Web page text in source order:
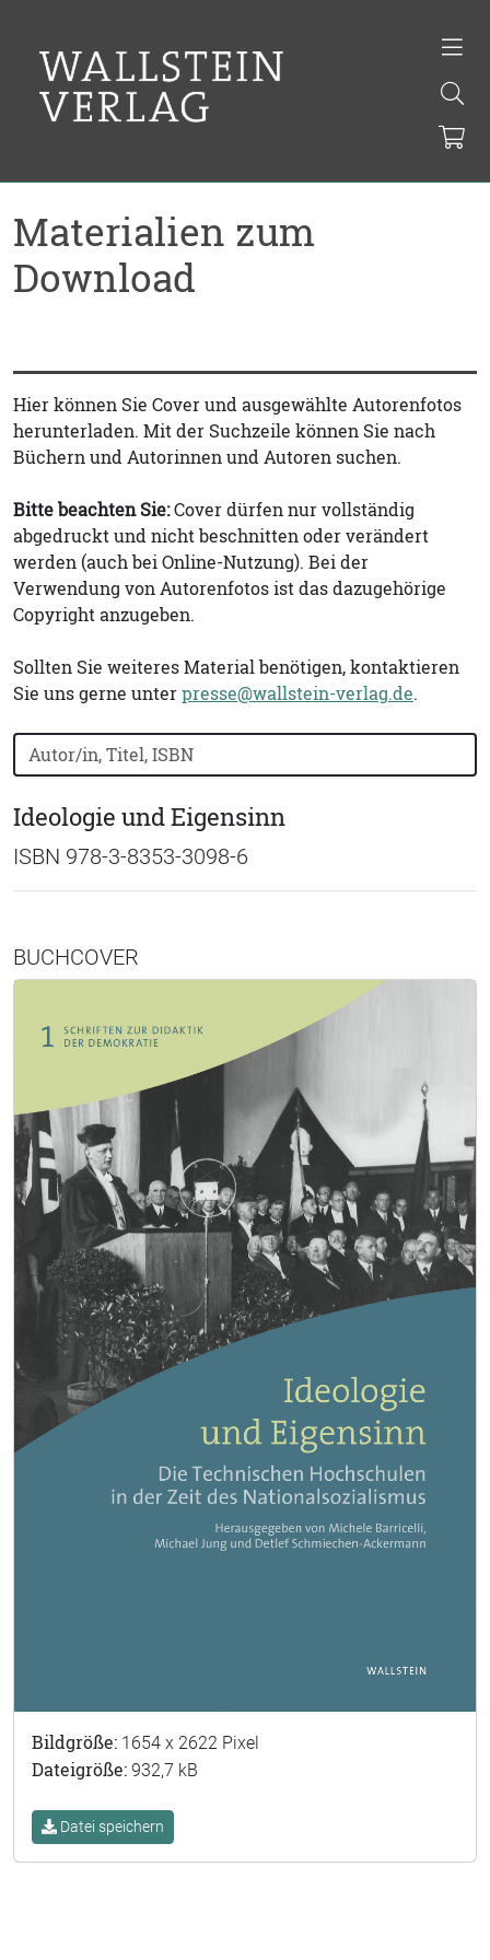
Materialien zum
Download
Hier können Sie Cover und ausgewählte Autorenfotos
herunterladen. Mit der Suchzeile können Sie nach
Büchern und Autorinnen und Autoren suchen.
Bitte beachten Sie:Cover dürfen nur vollständig
abgedruckt und nicht beschnitten oder verändert
werden (auch bei Online-Nutzung). Bei der
Verwendung von Autorenfotos ist das dazugehörige
Copyright anzugeben.
Sollten Sie weiteres Material benötigen, kontaktieren
Sie uns gerne unterpresse@wallstein-verlag.de.
Bücher nach Buchtitel, Autorennamen oder ISBN
Ideologie und Eigensinn
ISBN 978-3-8353-3098-6
BUCHCOVER
Bildgröße: 1654 x 2622 Pixel
Dateigröße: 932,7 kB
Datei speichern